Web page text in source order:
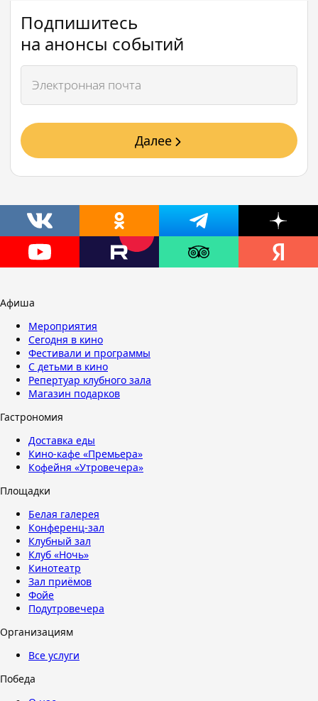
Подпишитесь
на анонсы событий
Далее
Афиша
Мероприятия
Сегодня в кино
Фестивали и программы
С детьми в кино
Репертуар клубного зала
Магазин подарков
Гастрономия
Доставка еды
Кино-кафе «Премьера»
Кофейня «Утровечера»
Площадки
Белая галерея
Конференц-зал
Клубный зал
Клуб «Ночь»
Кинотеатр
Зал приёмов
Фойе
Подутровечера
Организациям
Все услуги
Победа